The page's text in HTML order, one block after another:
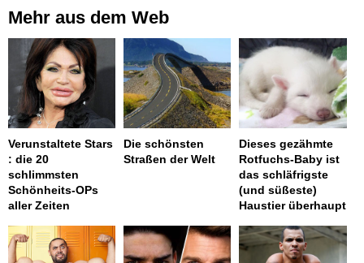
Mehr aus dem Web
Verunstaltete Stars
: die 20
schlimmsten
Schönheits-OPs
aller Zeiten
Die schönsten
Straßen der Welt
Dieses gezähmte
Rotfuchs-Baby ist
das schläfrigste
(und süßeste)
Haustier überhaupt